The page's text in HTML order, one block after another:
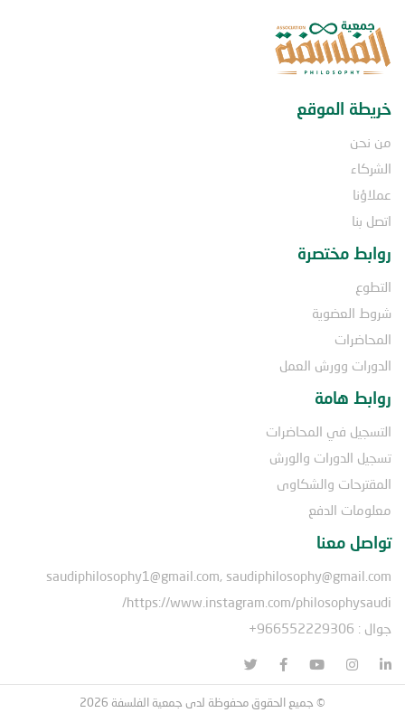
خريطة الموقع
من نحن
الشركاء
عملاؤنا
اتصل بنا
روابط مختصرة
التطوع
شروط العضوية
المحاضرات
الدورات وورش العمل
روابط هامة
التسجيل في المحاضرات
تسجيل الدورات والورش
المقترحات والشكاوى
معلومات الدفع
تواصل معنا
saudiphilosophy1@gmail.com, saudiphilosophy@gmail.com
https://www.instagram.com/philosophysaudi/
جوال : 966552229306+
© جميع الحقوق محفوظة لدى جمعية الفلسفة 2026